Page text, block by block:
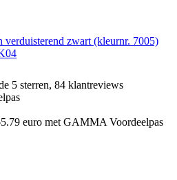
zwart (kleurnr. 7005)
5 sterren, 84 klantreviews
euro met GAMMA Voordeelpas